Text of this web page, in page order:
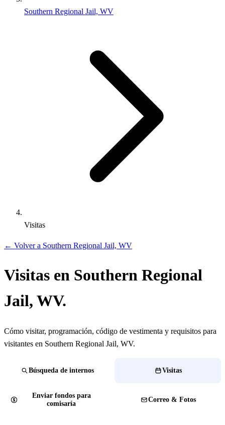
Southern Regional Jail, WV
Visitas
← Volver a Southern Regional Jail, WV
Visitas en Southern Regional
Jail, WV.
Cómo visitar, programación, código de vestimenta y requisitos para
visitantes en Southern Regional Jail, WV.
Búsqueda de internos Visitas
Enviar fondos para
comisaría
Correo & Fotos